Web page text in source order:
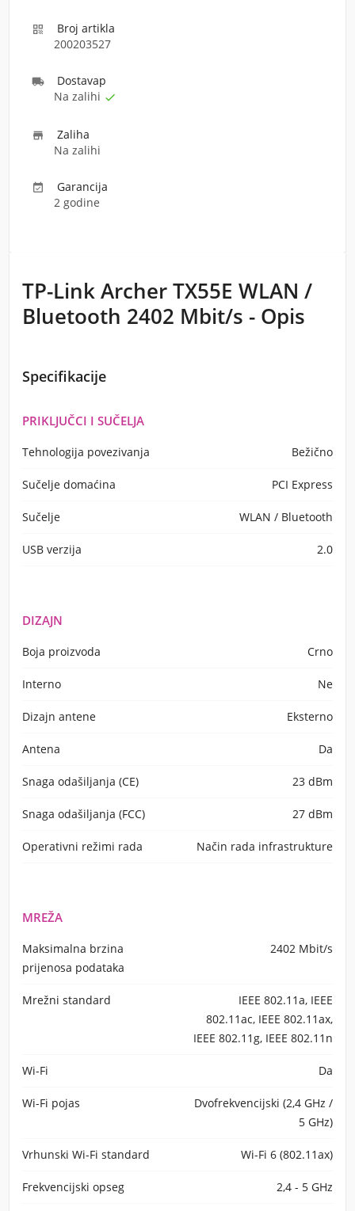

Broj artikla
200203527
 Dostavap
Na zalihi 

Zaliha
Na zalihi

Garancija
2 godine
TP-Link Archer TX55E WLAN /
Bluetooth 2402 Mbit/s - Opis
Specifikacije
PRIKLJUČCI I SUČELJA
Tehnologija povezivanja Bežično
Sučelje domaćina PCI Express
Sučelje WLAN / Bluetooth
USB verzija 2.0
DIZAJN
Boja proizvoda Crno
Interno Ne
Dizajn antene Eksterno
Antena Da
Snaga odašiljanja (CE) 23 dBm
Snaga odašiljanja (FCC) 27 dBm
Operativni režimi rada Način rada infrastrukture
MREŽA
Maksimalna brzina
prijenosa podataka
2402 Mbit/s
Mrežni standard
IEEE 802.11a, IEEE
802.11ac, IEEE 802.11ax,
IEEE 802.11g, IEEE 802.11n
Wi-Fi Da
Wi-Fi pojas
Dvofrekvencijski (2,4 GHz /
5 GHz)
Vrhunski Wi-Fi standard Wi-Fi 6 (802.11ax)
Frekvencijski opseg 2,4 - 5 GHz